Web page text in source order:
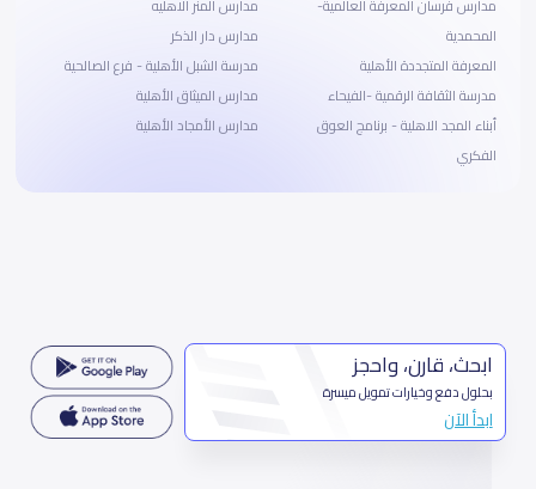
مدارس فرسان المعرفة العالمية-
المحمدية
المعرفة المتجددة الأهلية
مدرسة الثقافة الرقمية -الفيحاء
أبناء المجد الاهلية - برنامج العوق
الفكري
مدارس المنر الاهليه
مدارس دار الذكر
مدرسة الشبل الأهلية - فرع الصالحية
مدارس الميثاق الأهلية
مدارس الأمجاد الأهلية
ابحث، قارن، واحجز
بحلول دفع وخيارات تمويل ميسرة
ابدأ الآن